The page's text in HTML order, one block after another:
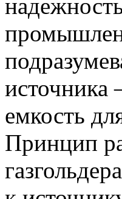
источника
емкость
Принцип